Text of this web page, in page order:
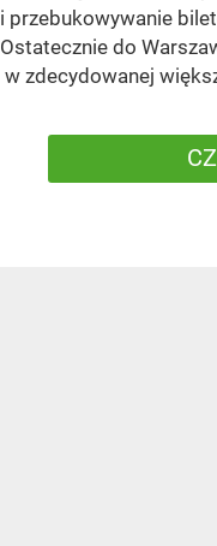
i przebukowywanie
Ostatecznie do
w zdecydowanej